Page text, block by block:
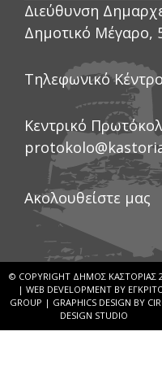
Διεύθυνση
Δημοτικό Μέγαρο,
Τηλεφωνικό
Κεντρικό
Ακολουθείστε μας
© COPYRIGHT ΔΗΜΟΣ ΚΑΣΤΟΡΙΑΣ
| WEB DEVELOPMENT BY
GROUP | GRAPHICS DESIGN BY
DESIGN STUDIO